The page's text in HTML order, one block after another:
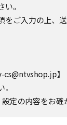
。
をご入力の上、
cs@ntvshop.jp
定の内容をお